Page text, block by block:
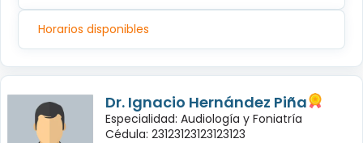
Horarios disponibles
Dr. Ignacio Hernández Piña
Especialidad: Audiología y Foniatría
Cédula: 23123123123123123